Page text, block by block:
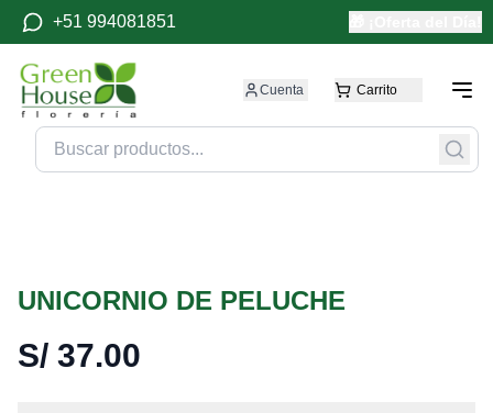
+51 994081851
Cuenta Carrito
UNICORNIO DE PELUCHE
S/ 37.00